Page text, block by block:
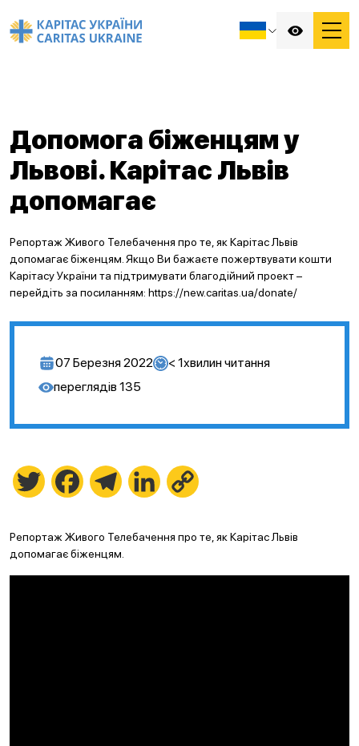
Допомога біженцям у
Львові. Карітас Львів
допомагає
Репортаж Живого Телебачення про те, як Карітас Львів
допомагає біженцям. Якщо Ви бажаєте пожертвувати кошти
Карітасу України та підтримувати благодійний проект –
перейдіть за посиланням: https://new.caritas.ua/donate/
07 Березня 2022 < 1хвилин читання
переглядів 135
Twitter FacebookTelegramLinkedIn
Репортаж Живого Телебачення про те, як Карітас Львів
допомагає біженцям.